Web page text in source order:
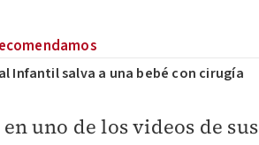
Infantil salva a una bebé con cirugía
uno de los videos de sus